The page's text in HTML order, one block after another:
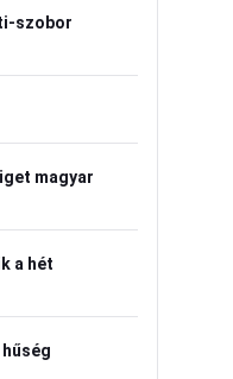
szobor
magyar
a hét